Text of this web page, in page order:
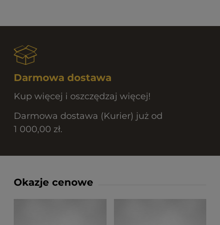
Darmowa dostawa
Kup więcej i oszczędzaj więcej!
Darmowa dostawa (Kurier) już od
1 000,00 zł.
Okazje cenowe